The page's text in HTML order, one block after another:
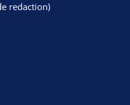
redaction)